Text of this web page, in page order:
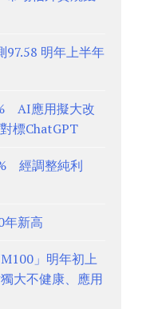
97.58 明年上半年
AI應用擬大改
標ChatGPT
經調整純利
年新高
」明年初上
大不健康、應用